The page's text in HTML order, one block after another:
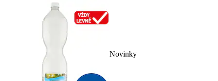
Novinky